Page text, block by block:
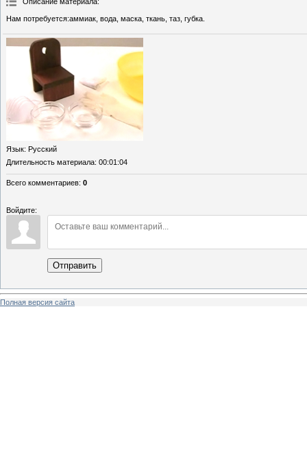
Нам потребуется:аммиак, вода, маска, ткань, таз, губка.
Язык: Русский
Длительность материала: 00:01:04
Всего комментариев: 0
Войдите:
Отправить
Полная версия сайта